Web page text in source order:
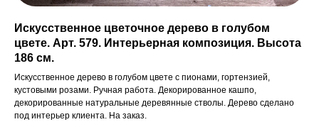
Искусственное цветочное дерево в голубом
цвете. Арт. 579. Интерьерная композиция. Высота
186 см.
Искусственное дерево в голубом цвете с пионами, гортензией,
кустовыми розами. Ручная работа. Декорированное кашпо,
декорированные натуральные деревянные стволы. Дерево сделано
под интерьер клиента. На заказ.